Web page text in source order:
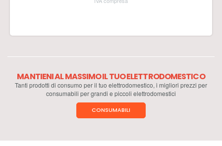
MANTIENI AL MASSIMO IL TUO ELETTRODOMESTICO
Tanti prodotti di consumo per il tuo elettrodomestico, i migliori prezzi per
consumabili per grandi e piccoli elettrodomestici
CONSUMABILI